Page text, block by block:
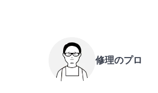
修理のプロ